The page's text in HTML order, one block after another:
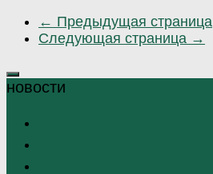
← Предыдущая страница
Следующая страница →